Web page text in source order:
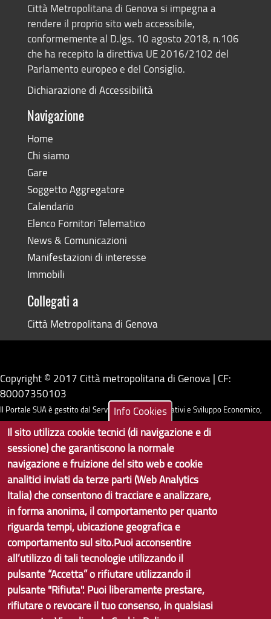
Città Metropolitana di Genova si impegna a
rendere il proprio sito web accessibile,
conformemente al D.lgs. 10 agosto 2018, n.106
che ha recepito la direttiva UE 2016/2102 del
Parlamento europeo e del Consiglio.
Dichiarazione di Accessibilità
Navigazione
Home
Chi siamo
Gare
Soggetto Aggregatore
Calendario
Elenco Fornitori Telematico
News & Comunicazioni
Manifestazioni di interesse
Immobili
Collegati a
Città Metropolitana di Genova
Copyright © 2017 Città metropolitana di Genova | CF:
80007350103
Il Portale SUA è gestito dal Servizio Sistemi Informativi e Sviluppo Economico,
GenovaMetropoli
Tecnologie e Accessibilità
Contatti per il sito Web
Info Cookies
Il sito utilizza cookie tecnici (di navigazione e di
sessione) che garantiscono la normale
navigazione e fruizione del sito web e cookie
analitici inviati da terze parti (Web Analytics
Italia) che consentono di tracciare e analizzare,
in forma anonima, il comportamento per quanto
riguarda tempi, ubicazione geografica e
comportamento sul sito.Puoi acconsentire
all’utilizzo di tali tecnologie utilizzando il
pulsante “Accetta” o rifiutare utilizzando il
pulsante "Rifiuta". Puoi liberamente prestare,
rifiutare o revocare il tuo consenso, in qualsiasi